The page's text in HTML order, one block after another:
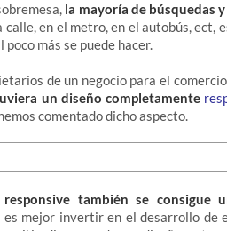
la mayoría de búsquedas
calle, en el metro, en el autobús, ect,
más se puede hacer.
de un negocio para el
un diseño completamente
comentado dicho aspecto.
también se consigue
es mejor invertir en el desarrollo de